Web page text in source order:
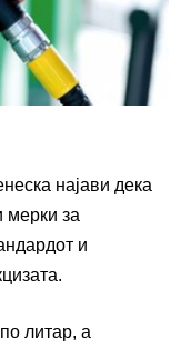
најави дека
мерки за
и
литар, а